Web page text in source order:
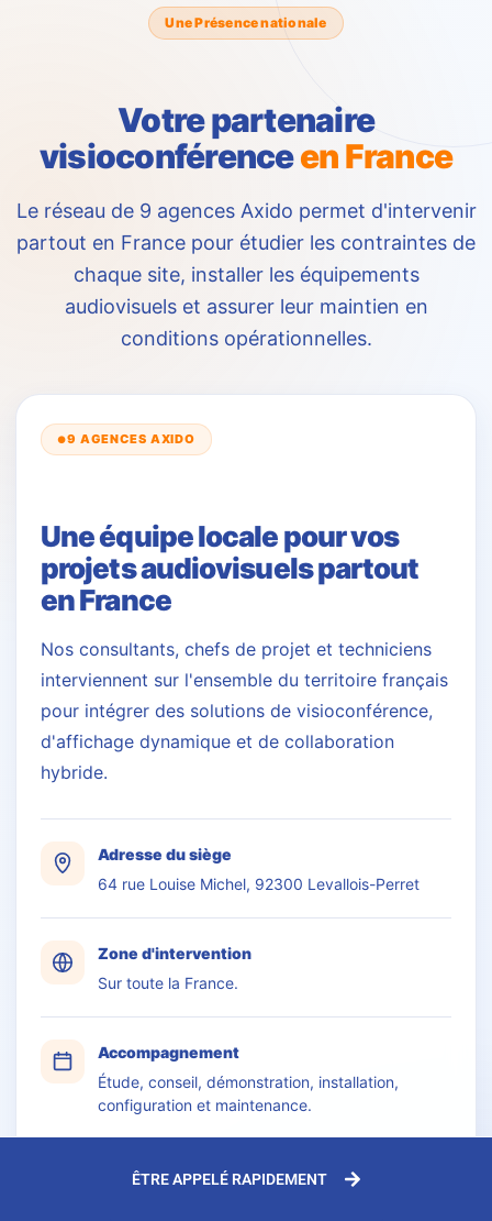
Une Présence nationale
Votre partenaire
visioconférenceen France
Le réseau de 9 agences Axido permet d'intervenir
partout en France pour étudier les contraintes de
chaque site, installer les équipements
audiovisuels et assurer leur maintien en
conditions opérationnelles.
●9 AGENCES AXIDO
Une équipe locale pour vos
projets audiovisuels partout
en France
Nos consultants, chefs de projet et techniciens
interviennent sur l'ensemble du territoire français
pour intégrer des solutions de visioconférence,
d'affichage dynamique et de collaboration
hybride.
Adresse du siège
64 rue Louise Michel, 92300 Levallois-Perret
Zone d'intervention
Sur toute la France.
Accompagnement
Étude, conseil, démonstration, installation,
configuration et maintenance.
ÊTRE APPELÉ RAPIDEMENT